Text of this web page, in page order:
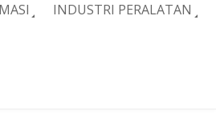
INDUSTRI PERALATAN